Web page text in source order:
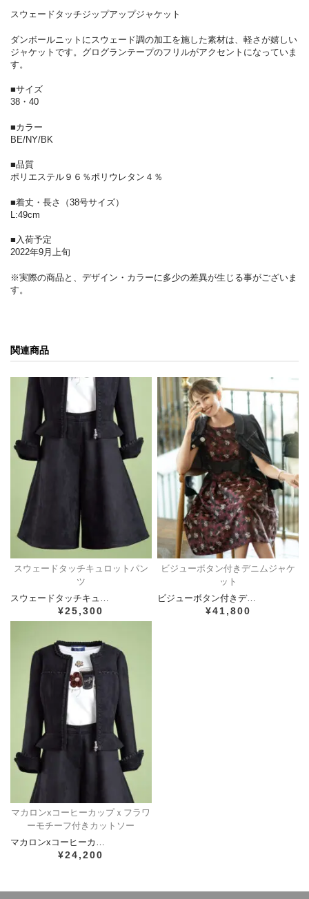
スウェードタッチジップアップジャケット
ダンボールニットにスウェード調の加工を施した素材は、軽さが嬉しい
ジャケットです。グログランテープのフリルがアクセントになっていま
す。
■サイズ
38・40
■カラー
BE/NY/BK
■品質
ポリエステル９６％ポリウレタン４％
■着丈・長さ（38号サイズ）
L:49cm
■入荷予定
2022年9月上旬
※実際の商品と、デザイン・カラーに多少の差異が生じる事がございま
す。
関連商品
スウェードタッチキュロットパン
ツ
スウェードタッチキュ…
¥25,300
ビジューボタン付きデニムジャケ
ット
ビジューボタン付きデ…
¥41,800
マカロンxコーヒーカップｘフラワ
ーモチーフ付きカットソー
マカロンxコーヒーカ…
¥24,200